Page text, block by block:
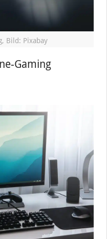
Bild: Pixabay
Gaming